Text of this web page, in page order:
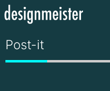
Post-it